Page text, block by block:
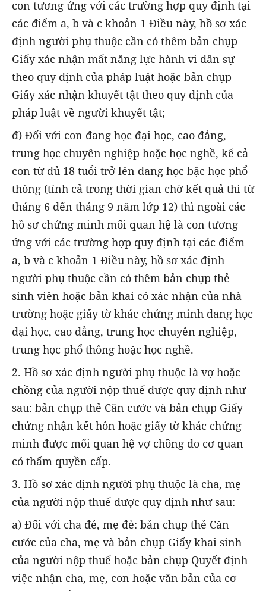
con tương ứng với các trường hợp quy định tại
các điểm a, b và c khoản 1 Điều này, hồ sơ xác
định người phụ thuộc cần có thêm bản chụp
Giấy xác nhận mất năng lực hành vi dân sự
theo quy định của pháp luật hoặc bản chụp
Giấy xác nhận khuyết tật theo quy định của
pháp luật về người khuyết tật;
đ) Đối với con đang học đại học, cao đẳng,
trung học chuyên nghiệp hoặc học nghề, kể cả
con từ đủ 18 tuổi trở lên đang học bậc học phổ
thông (tính cả trong thời gian chờ kết quả thi từ
tháng 6 đến tháng 9 năm lớp 12) thì ngoài các
hồ sơ chứng minh mối quan hệ là con tương
ứng với các trường hợp quy định tại các điểm
a, b và c khoản 1 Điều này, hồ sơ xác định
người phụ thuộc cần có thêm bản chụp thẻ
sinh viên hoặc bản khai có xác nhận của nhà
trường hoặc giấy tờ khác chứng minh đang học
đại học, cao đẳng, trung học chuyên nghiệp,
trung học phổ thông hoặc học nghề.
2. Hồ sơ xác định người phụ thuộc là vợ hoặc
chồng của người nộp thuế được quy định như
sau: bản chụp thẻ Căn cước và bản chụp Giấy
chứng nhận kết hôn hoặc giấy tờ khác chứng
minh được mối quan hệ vợ chồng do cơ quan
có thẩm quyền cấp.
3. Hồ sơ xác định người phụ thuộc là cha, mẹ
của người nộp thuế được quy định như sau:
a) Đối với cha đẻ, mẹ đẻ: bản chụp thẻ Căn
cước của cha, mẹ và bản chụp Giấy khai sinh
của người nộp thuế hoặc bản chụp Quyết định
việc nhận cha, mẹ, con hoặc văn bản của cơ